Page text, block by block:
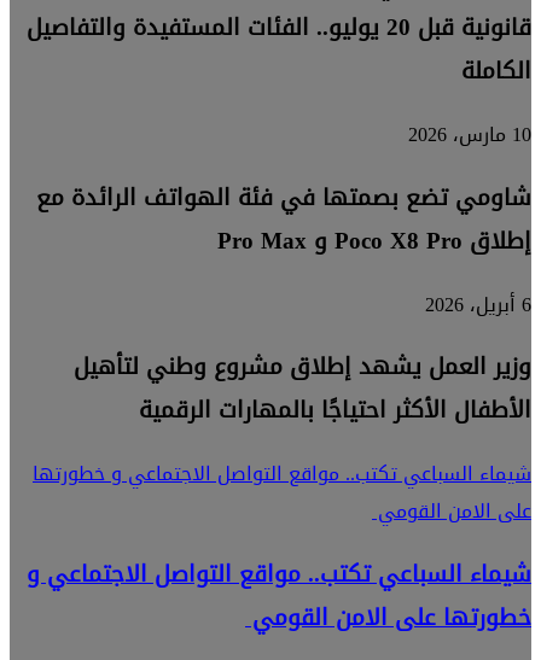
قانونية قبل 20 يوليو.. الفئات المستفيدة والتفاصيل
الكاملة
10 مارس، 2026
شاومي تضع بصمتها في فئة الهواتف الرائدة مع
إطلاق Poco X8 Pro و Pro Max
6 أبريل، 2026
وزير العمل يشهد إطلاق مشروع وطني لتأهيل
الأطفال الأكثر احتياجًا بالمهارات الرقمية
شيماء السباعي تكتب.. مواقع التواصل الاجتماعي و خطورتها
على الامن القومي
شيماء السباعي تكتب.. مواقع التواصل الاجتماعي و
خطورتها على الامن القومي